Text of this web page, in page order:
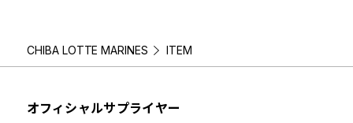
CHIBA LOTTE MARINES ITEM
オフィシャルサプライヤー